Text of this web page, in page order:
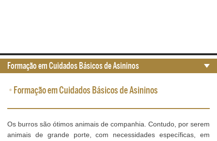
• Formação em Cuidados Básicos de Asininos
Os burros são ótimos animais de companhia. Contudo, por serem
animais de grande porte, com necessidades específicas, em
Formação em Cuidados Básicos de Asininos